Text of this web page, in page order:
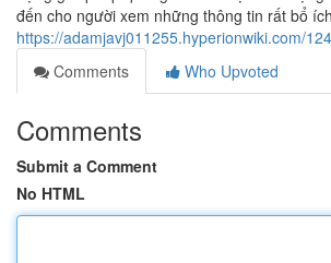
đến cho người xem những thông tin rất bổ
https://adamjavj011255.hyperionwiki.com/
Comments
Who Upvoted
Comments
Submit a Comment
No HTML